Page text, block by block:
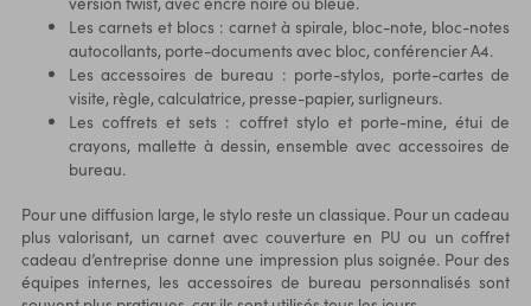
Les carnets et blocs : carnet à spirale, bloc-note, bloc-notes
autocollants, porte-documents avec bloc, conférencier A4.
Les accessoires de bureau : porte-stylos, porte-cartes de
visite, règle, calculatrice, presse-papier, surligneurs.
Les coffrets et sets : coffret stylo et porte-mine, étui de
crayons, mallette à dessin, ensemble avec accessoires de
bureau.
Pour une diffusion large, le stylo reste un classique. Pour un cadeau
plus valorisant, un carnet avec couverture en PU ou un coffret
cadeau d’entreprise donne une impression plus soignée. Pour des
équipes internes, les accessoires de bureau personnalisés sont